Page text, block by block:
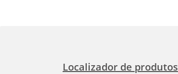
Localizador de produtos